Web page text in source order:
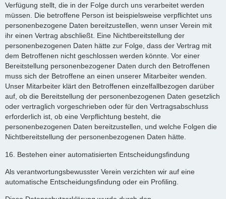
Verfügung stellt, die in der Folge durch uns verarbeitet werden
müssen. Die betroffene Person ist beispielsweise verpflichtet uns
personenbezogene Daten bereitzustellen, wenn unser Verein mit
ihr einen Vertrag abschließt. Eine Nichtbereitstellung der
personenbezogenen Daten hätte zur Folge, dass der Vertrag mit
dem Betroffenen nicht geschlossen werden könnte. Vor einer
Bereitstellung personenbezogener Daten durch den Betroffenen
muss sich der Betroffene an einen unserer Mitarbeiter wenden.
Unser Mitarbeiter klärt den Betroffenen einzelfallbezogen darüber
auf, ob die Bereitstellung der personenbezogenen Daten gesetzlich
oder vertraglich vorgeschrieben oder für den Vertragsabschluss
erforderlich ist, ob eine Verpflichtung besteht, die
personenbezogenen Daten bereitzustellen, und welche Folgen die
Nichtbereitstellung der personenbezogenen Daten hätte.
16. Bestehen einer automatisierten Entscheidungsfindung
Als verantwortungsbewusster Verein verzichten wir auf eine
automatische Entscheidungsfindung oder ein Profiling.